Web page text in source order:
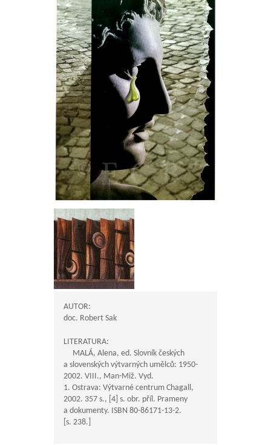
AUTOR:
doc. Robert Sak
LITERATURA:
MALÁ, Alena, ed. Slovník českých
a slovenských výtvarných umělců: 1950-
2002. VIII., Man-Miž. Vyd.
1. Ostrava: Výtvarné centrum Chagall,
2002. 357 s., [4] s. obr. příl. Prameny
a dokumenty. ISBN 80-86171-13-2.
[s. 238.]